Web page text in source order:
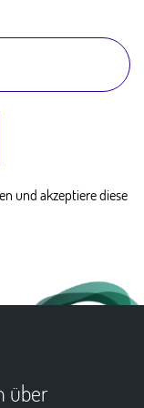
und akzeptiere diese
über